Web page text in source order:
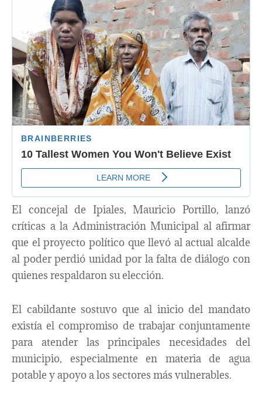
El concejal de Ipiales, Mauricio Portillo, lanzó
críticas a la Administración Municipal al afirmar
que el proyecto político que llevó al actual alcalde
al poder perdió unidad por la falta de diálogo con
quienes respaldaron su elección.
El cabildante sostuvo que al inicio del mandato
existía el compromiso de trabajar conjuntamente
para atender las principales necesidades del
municipio, especialmente en materia de agua
potable y apoyo a los sectores más vulnerables.